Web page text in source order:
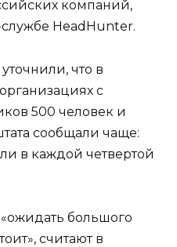
компаний,
HeadHunter.
что в
с
500 человек и
сообщали чаще:
в каждой четвертой
большого
считают в